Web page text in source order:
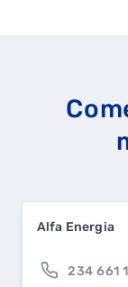
Alfa Energia
234 661